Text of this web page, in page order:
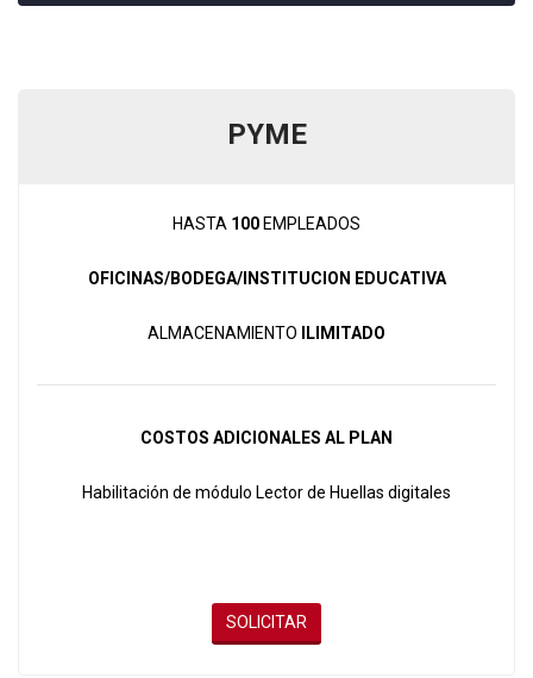
PYME
HASTA 100 EMPLEADOS
OFICINAS/BODEGA/INSTITUCION EDUCATIVA
ALMACENAMIENTO ILIMITADO
COSTOS ADICIONALES AL PLAN
Habilitación de módulo Lector de Huellas digitales
SOLICITAR